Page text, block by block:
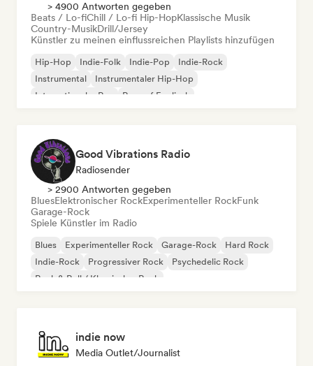
> 4900 Antworten gegeben
Beats / Lo-fiChill / Lo-fi Hip-HopKlassische Musik
Country-MusikDrill/Jersey
Künstler zu meinen einflussreichen Playlists hinzufügen
Hip-Hop Indie-Folk Indie-Pop
Indie-Rock
Instrumental
Instrumentaler Hip-Hop
Internationaler Rap
Rap auf Englisch
Good Vibrations Radio
Radiosender
> 2900 Antworten gegeben
BluesElektronischer RockExperimenteller RockFunk
Garage-Rock
Spiele Künstler im Radio
Blues Experimenteller Rock Garage-Rock
Hard Rock
Indie-Rock
Progressiver Rock
Psychedelic Rock
Rock & Roll / Klassischer Rock
indie now
Media Outlet/Journalist